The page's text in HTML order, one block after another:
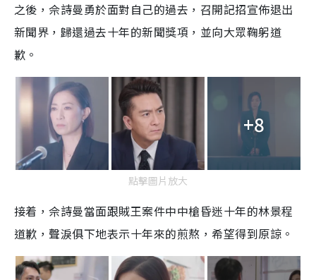
之後，佘詩曼勇於面對自己的過去，召開記招宣佈退出
新聞界，歸還過去十年的新聞獎項，並向大眾鞠躬道
歉。
+8
點擊圖片放大
接着，佘詩曼當面跟賊王案件中中槍昏迷十年的林景程
道歉，聲淚俱下地表示十年來的煎熬，希望得到原諒。